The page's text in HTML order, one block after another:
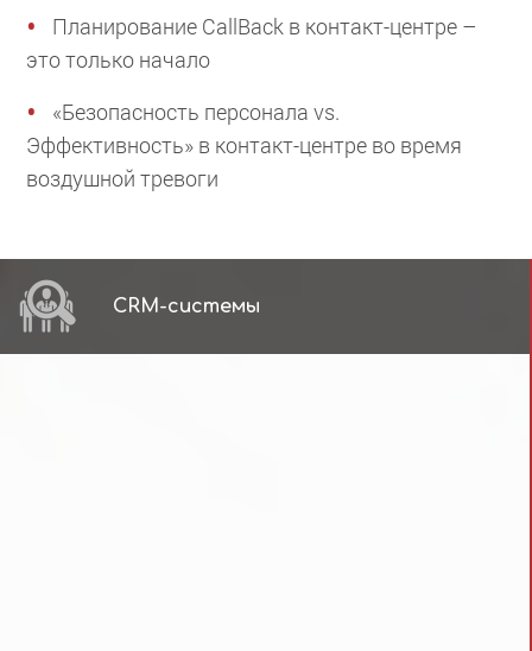
Планирование CallBack в контакт-центре –
это только начало
«Безопасность персонала vs.
Эффективность» в контакт-центре во время
воздушной тревоги
CRM-системы